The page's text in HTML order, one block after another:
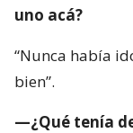
uno acá?
“Nunca había
bien”.
—¿Qué tenía